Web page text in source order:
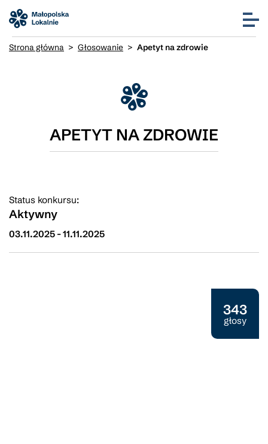
Strona główna > Głosowanie > Apetyt na zdrowie
APETYT NA ZDROWIE
Status konkursu:
Aktywny
03.11.2025 -11.11.2025
343
głosy